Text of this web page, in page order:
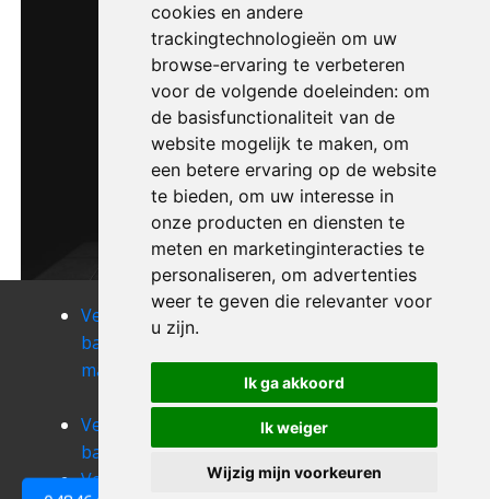
cookies en andere
trackingtechnologieën om uw
browse-ervaring te verbeteren
voor de volgende doeleinden: om
de basisfunctionaliteit van de
website mogelijk te maken, om
een betere ervaring op de website
te bieden, om uw interesse in
onze producten en diensten te
meten en marketinginteracties te
personaliseren, om advertenties
weer te geven die relevanter voor
u zijn.
Ik ga akkoord
Ik weiger
Wijzig mijn voorkeuren
0484648161
Verhuizen
bachte-
maria-leerne
Verhuizen
Verhuizen
Verhuizen
bassevelde
Verhuizen
bavegem
Verhuizen
bazel
Verhuizen
beerlegem
Verhuizen
beervelde
Verhuizen